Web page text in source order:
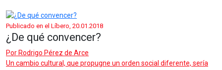
Publicado en el Líbero, 20.01.2018
¿De qué convencer?
Por Rodrigo Pérez de Arce
Un cambio cultural, que propugne un orden social diferente, sería